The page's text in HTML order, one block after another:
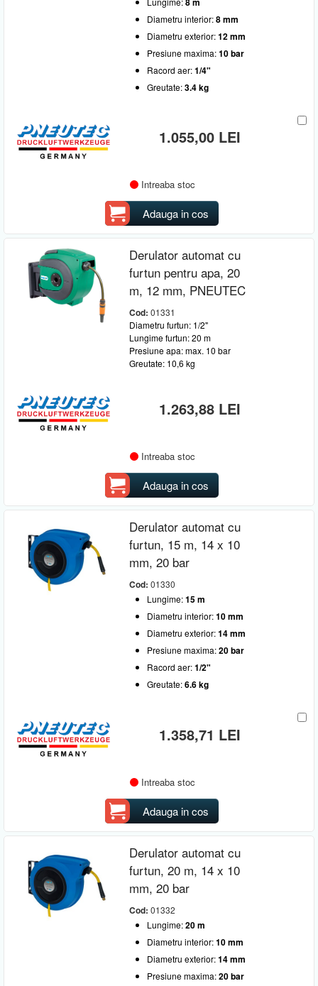
Diametru interior:8 mm
Diametru exterior:12 mm
Presiune maxima:10 bar
Racord aer:1/4"
Greutate:3.4 kg
1.055,00 LEI
Intreaba stoc
Adauga in cos
Derulator automat cu
furtun pentru apa, 20
m, 12 mm, PNEUTEC
Cod:01331
Diametru furtun: 1/2"
Lungime furtun: 20 m
Presiune apa: max. 10 bar
Greutate: 10,6 kg
1.263,88 LEI
Intreaba stoc
Adauga in cos
Derulator automat cu
furtun, 15 m, 14 x 10
mm, 20 bar
Cod:01330
Lungime:15 m
Diametru interior:10 mm
Diametru exterior:14 mm
Presiune maxima:20 bar
Racord aer:1/2"
Greutate:6.6 kg
1.358,71 LEI
Intreaba stoc
Adauga in cos
Derulator automat cu
furtun, 20 m, 14 x 10
mm, 20 bar
Cod:01332
Lungime:20 m
Diametru interior:10 mm
Diametru exterior:14 mm
Presiune maxima:20 bar